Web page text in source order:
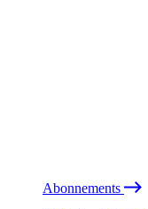
Abonnements